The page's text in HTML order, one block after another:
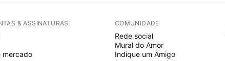
& ASSINATURAS
mercado
COMUNIDADE
Rede social
Mural do Amor
Indique um Amigo